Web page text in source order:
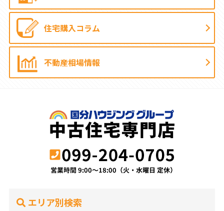
住宅購入コラム
不動産相場情報
エリア別検索